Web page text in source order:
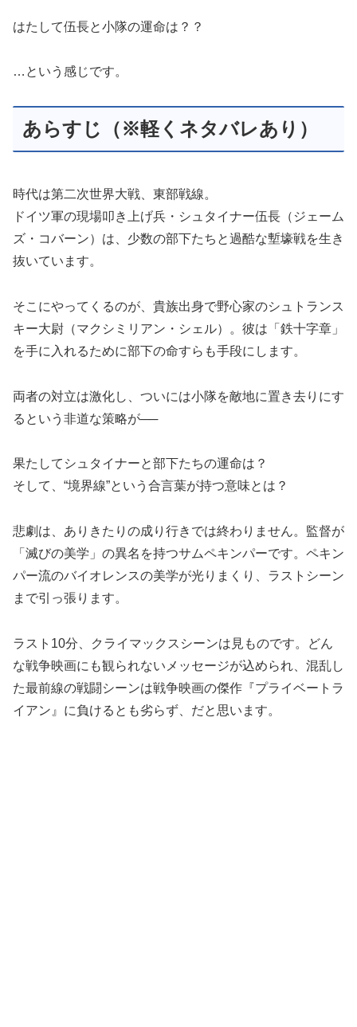
はたして伍長と小隊の運命は？？
… という感じです。
あらすじ（※軽くネタバレあり）
時代は第二次世界大戦、東部戦線。
ドイツ軍の現場叩き上げ兵・シュタイナー伍長（ジェーム
ズ・コバーン）は、少数の部下たちと過酷な塹壕戦を生き
抜いています。
そこにやってくるのが、貴族出身で野心家のシュトランス
キー大尉（マクシミリアン・シェル）。彼は「鉄十字章」
を手に入れるために部下の命すらも手段にします。
両者の対立は激化し、ついには小隊を敵地に置き去りにす
るという非道な策略が──
果たしてシュタイナーと部下たちの運命は？
そして、 “境界線”という合言葉が持つ意味とは？
悲劇は、ありきたりの成り行きでは終わりません。監督が
「滅びの美学」の異名を持つサムペキンパーです。ペキン
パー流のバイオレンスの美学が光りまくり、ラストシーン
まで引っ張ります。
ラスト10分、クライマックスシーンは見ものです。どん
な戦争映画にも観られないメッセージが込められ、混乱し
た最前線の戦闘シーンは戦争映画の傑作『プライベートラ
イアン』に負けるとも劣らず、だと思います。